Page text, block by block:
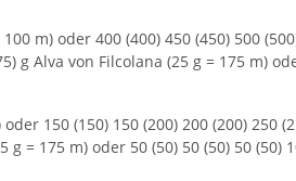
m) oder 400 (400) 450 (450) 500
g Alva von Filcolana (25 g = 175 m)
150 (150) 150 (200) 200 (200) 250
= 175 m) oder 50 (50) 50 (50) 50 (50)